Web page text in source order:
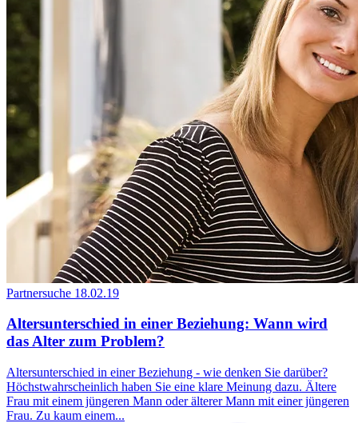
Partnersuche 18.02.19
Altersunterschied in einer Beziehung: Wann wird
das Alter zum Problem?
Altersunterschied in einer Beziehung - wie denken Sie darüber?
Höchstwahrscheinlich haben Sie eine klare Meinung dazu. Ältere
Frau mit einem jüngeren Mann oder älterer Mann mit einer jüngeren
Frau. Zu kaum einem...